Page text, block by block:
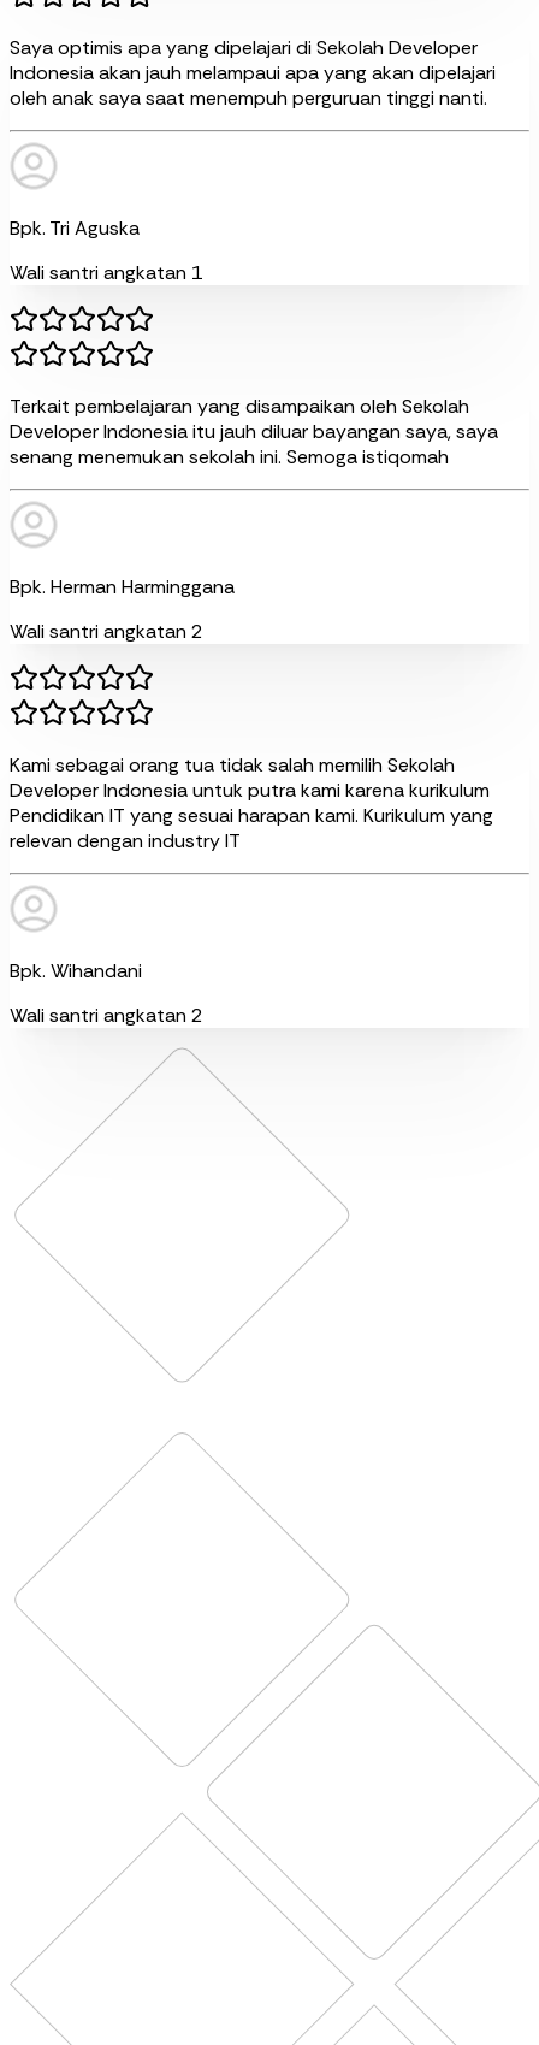
Saya optimis apa yang dipelajari di Sekolah Developer
Indonesia akan jauh melampaui apa yang akan dipelajari
oleh anak saya saat menempuh perguruan tinggi nanti.
Bpk. Tri Aguska
Wali santri angkatan 1
Terkait pembelajaran yang disampaikan oleh Sekolah
Developer Indonesia itu jauh diluar bayangan saya, saya
senang menemukan sekolah ini. Semoga istiqomah
Bpk. Herman Harminggana
Wali santri angkatan 2
Kami sebagai orang tua tidak salah memilih Sekolah
Developer Indonesia untuk putra kami karena kurikulum
Pendidikan IT yang sesuai harapan kami. Kurikulum yang
relevan dengan industry IT
Bpk. Wihandani
Wali santri angkatan 2